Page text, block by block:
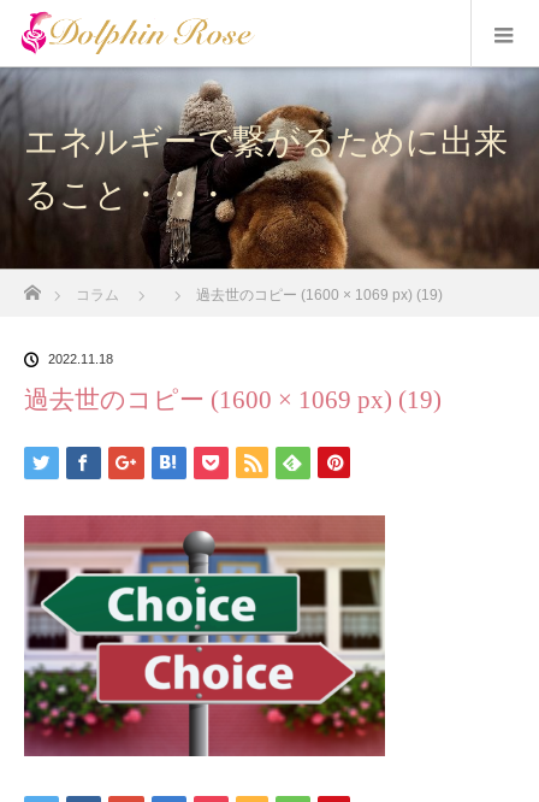
エネルギーで繋がるために出来
ること・・・
コラム 過去世のコピー (1600 × 1069 px) (19)
2022.11.18
過去世のコピー (1600 × 1069 px) (19)